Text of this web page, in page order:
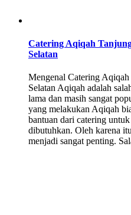
Catering Aqiqah
Selatan
Mengenal Catering Aqiqah
Selatan Aqiqah adalah
lama dan masih sangat
yang melakukan Aqiqah
bantuan dari catering
dibutuhkan. Oleh karena
menjadi sangat penting.